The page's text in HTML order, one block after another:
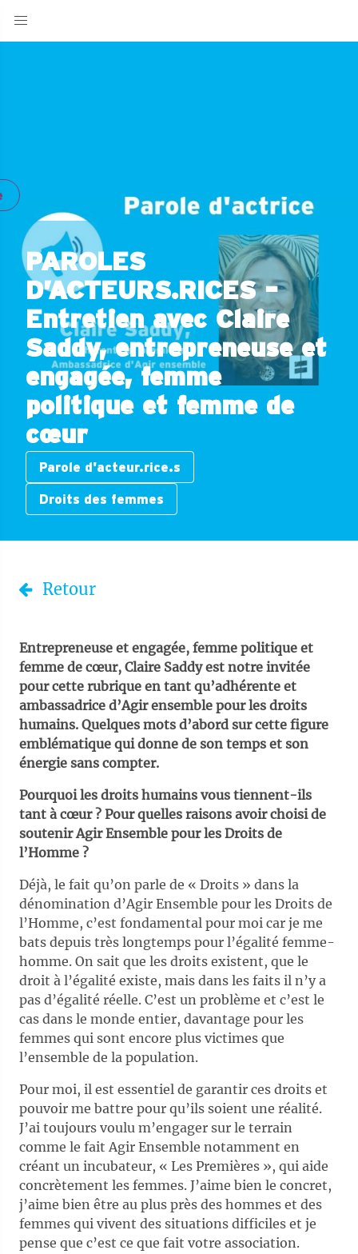
PAROLES
D’ACTEURS.RICES –
Entretien avec Claire
Saddy, entrepreneuse et
engagée, femme
politique et femme de
cœur
Parole d'acteur.rice.s
Droits des femmes
Retour
Entrepreneuse et engagée, femme politique et
femme de cœur, Claire Saddy est notre invitée
pour cette rubrique en tant qu’adhérente et
ambassadrice d’Agir ensemble pour les droits
humains. Quelques mots d’abord sur cette figure
emblématique qui donne de son temps et son
énergie sans compter.
Pourquoi les droits humains vous tiennent-ils
tant à cœur ? Pour quelles raisons avoir choisi de
soutenir Agir Ensemble pour les Droits de
l’Homme ?
Déjà, le fait qu’on parle de « Droits » dans la
dénomination d’Agir Ensemble pour les Droits de
l’Homme, c’est fondamental pour moi car je me
bats depuis très longtemps pour l’égalité femme-
homme. On sait que les droits existent, que le
droit à l’égalité existe, mais dans les faits il n’y a
pas d’égalité réelle. C’est un problème et c’est le
cas dans le monde entier, davantage pour les
femmes qui sont encore plus victimes que
l’ensemble de la population.
Pour moi, il est essentiel de garantir ces droits et
pouvoir me battre pour qu’ils soient une réalité.
J’ai toujours voulu m’engager sur le terrain
comme le fait Agir Ensemble notamment en
créant un incubateur, « Les Premières », qui aide
concrètement les femmes. J’aime bien le concret,
j’aime bien être au plus près des hommes et des
femmes qui vivent des situations difficiles et je
pense que c’est ce que fait votre association.